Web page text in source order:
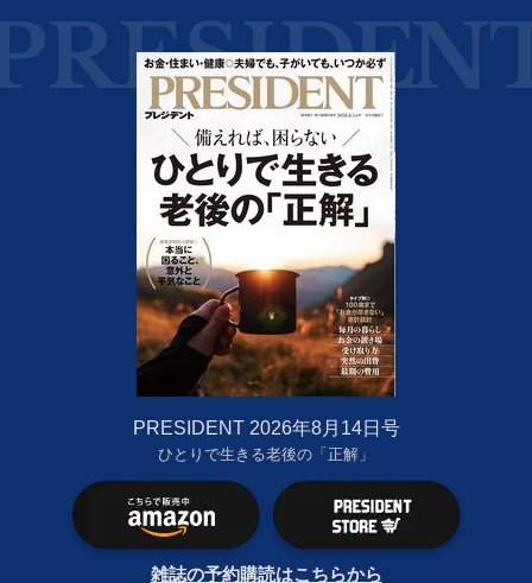
PRESIDENT 2026年8月14日号
ひとりで生きる老後の「正解」
雑誌の予約購読はこちらから